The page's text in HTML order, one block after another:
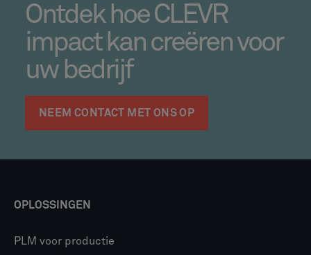
Ontdek hoe CLEVR
impact kan creëren voor
uw bedrijf
NEEM CONTACT MET ONS OP
OPLOSSINGEN
PLM voor productie